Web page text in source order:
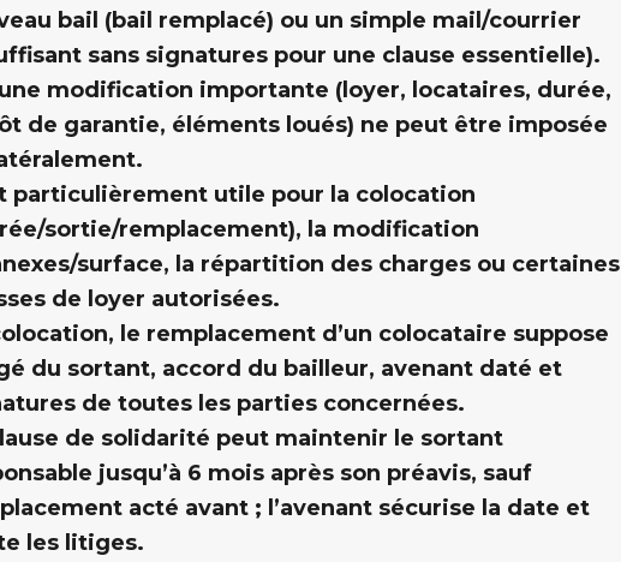
bail (bail remplacé) ou un simple mail/courrier
sans signatures pour une clause essentielle).
modification importante (loyer, locataires, durée,
de garantie, éléments loués) ne peut être imposée
particulièrement utile pour la colocation
sortie/remplacement), la modification
surface, la répartition des charges ou certaines
de loyer autorisées.
le remplacement d’un colocataire suppose
du sortant, accord du bailleur, avenant daté et
de toutes les parties concernées.
de solidarité peut maintenir le sortant
jusqu’à 6 mois après son préavis, sauf
acté avant ; l’avenant sécurise la date et
les litiges.